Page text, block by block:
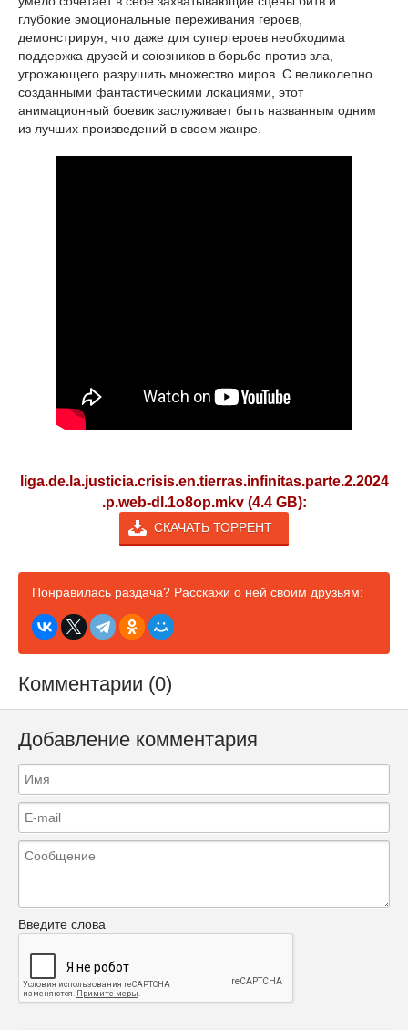
глубокие эмоциональные переживания героев,
демонстрируя, что даже для супергероев необходима
поддержка друзей и союзников в борьбе против зла,
угрожающего разрушить множество миров. С великолепно
созданными фантастическими локациями, этот
анимационный боевик заслуживает быть названным одним
из лучших произведений в своем жанре.
liga.de.la.justicia.crisis.en.tierras.infinitas.parte.2.2024
.p.web-dl.1o8op.mkv (4.4 GB):
СКАЧАТЬ ТОРРЕНТ
Понравилась раздача? Расскажи о ней своим друзьям:
Комментарии (0)
Добавление комментария
Введите слова